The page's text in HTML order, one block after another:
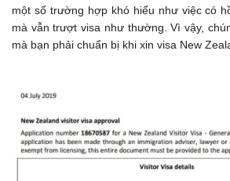
một số trường hợp khó hiểu như việc có
mà vẫn trượt visa như thường. Vì vậy,
mà bạn phải chuẩn bị khi xin visa New